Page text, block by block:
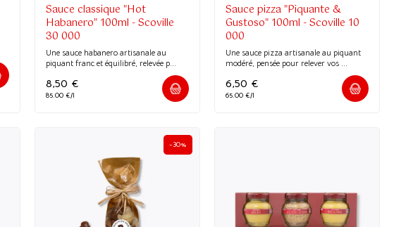
Sauce classique "Hot
Habanero" 100ml - Scoville
30 000
Une sauce habanero artisanale au
piquant franc et équilibré, relevée p...
8,50 €
85.00 €/l
Sauce pizza "Piquante &
Gustoso" 100ml - Scoville 10
000
Une sauce pizza artisanale au piquant
modéré, pensée pour relever vos ...
6,50 €
65.00 €/l
-30%